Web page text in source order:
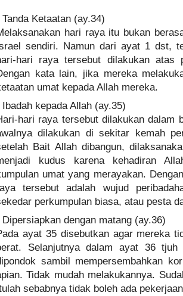
Tanda Ketaatan (ay.34)
hari raya itu bukan
sendiri. Namun dari ayat 1 dst,
hari raya tersebut dilakukan atas
kata lain, jika mereka
umat kepada Allah mereka.
Ibadah kepada Allah (ay.35)
hari raya tersebut dilakukan dalam
dilakukan di sekitar kemah
Bait Allah dibangun,
kudus karena kehadiran
umat yang merayakan.
tersebut adalah wujud
perkumpulan biasa, atau pesta
Dipersiapkan dengan matang (ay.36)
ayat 35 disebutkan agar mereka
Selanjutnya dalam ayat 36
sambil mempersembahkan
Tidak mudah melakukannya.
sebabnya tidak boleh ada